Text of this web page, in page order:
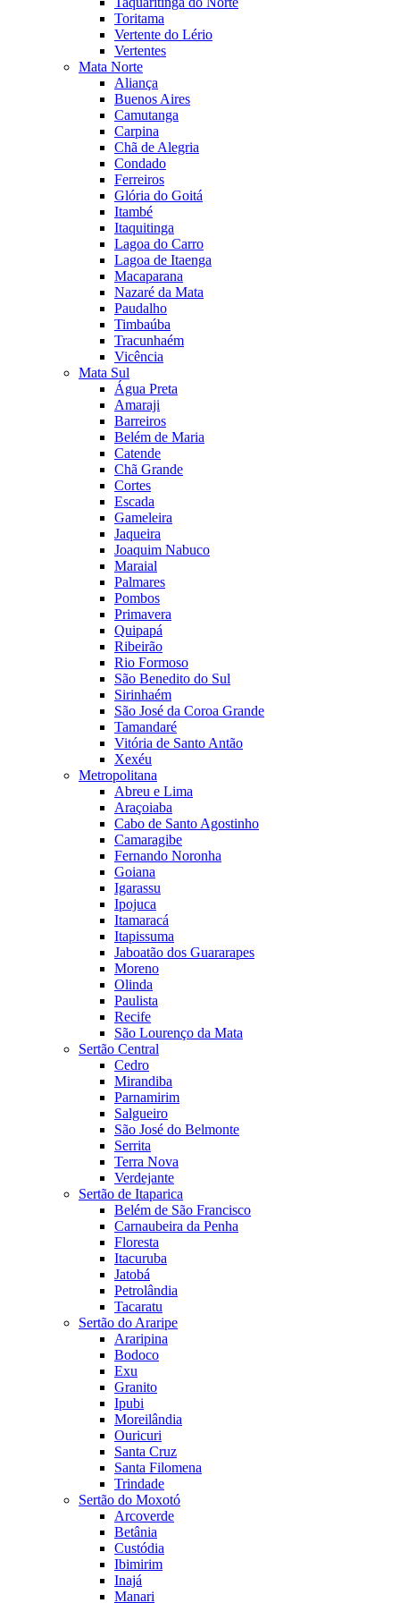
Toritama
Vertente do Lério
Vertentes
Mata Norte
Aliança
Buenos Aires
Camutanga
Carpina
Chã de Alegria
Condado
Ferreiros
Glória do Goitá
Itambé
Itaquitinga
Lagoa do Carro
Lagoa de Itaenga
Macaparana
Nazaré da Mata
Paudalho
Timbaúba
Tracunhaém
Vicência
Mata Sul
Água Preta
Amaraji
Barreiros
Belém de Maria
Catende
Chã Grande
Cortes
Escada
Gameleira
Jaqueira
Joaquim Nabuco
Maraial
Palmares
Pombos
Primavera
Quipapá
Ribeirão
Rio Formoso
São Benedito do Sul
Sirinhaém
São José da Coroa Grande
Tamandaré
Vitória de Santo Antão
Xexéu
Metropolitana
Abreu e Lima
Araçoiaba
Cabo de Santo Agostinho
Camaragibe
Fernando Noronha
Goiana
Igarassu
Ipojuca
Itamaracá
Itapissuma
Jaboatão dos Guararapes
Moreno
Olinda
Paulista
Recife
São Lourenço da Mata
Sertão Central
Cedro
Mirandiba
Parnamirim
Salgueiro
São José do Belmonte
Serrita
Terra Nova
Verdejante
Sertão de Itaparica
Belém de São Francisco
Carnaubeira da Penha
Floresta
Itacuruba
Jatobá
Petrolândia
Tacaratu
Sertão do Araripe
Araripina
Bodoco
Exu
Granito
Ipubi
Moreilândia
Ouricuri
Santa Cruz
Santa Filomena
Trindade
Sertão do Moxotó
Arcoverde
Betânia
Custódia
Ibimirim
Inajá
Manari